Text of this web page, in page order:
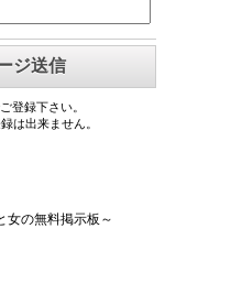
女の無料掲示板～